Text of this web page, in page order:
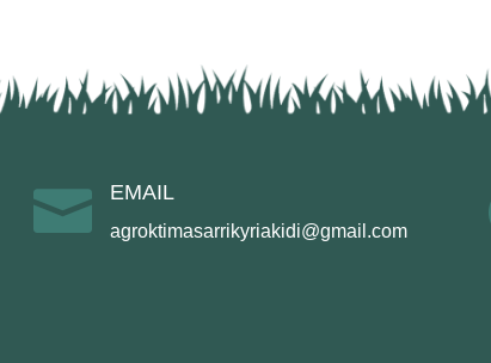
 EMAIL
agroktimasarrikyriakidi@gmail.com